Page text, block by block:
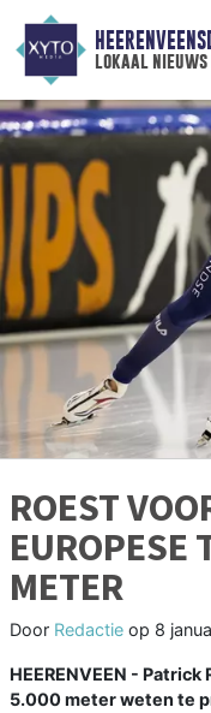
lokaal nieuws
ROEST
EUROPESE
METER
Door Redactie op 8
HEERENVEEN -
5.000 meter weten te